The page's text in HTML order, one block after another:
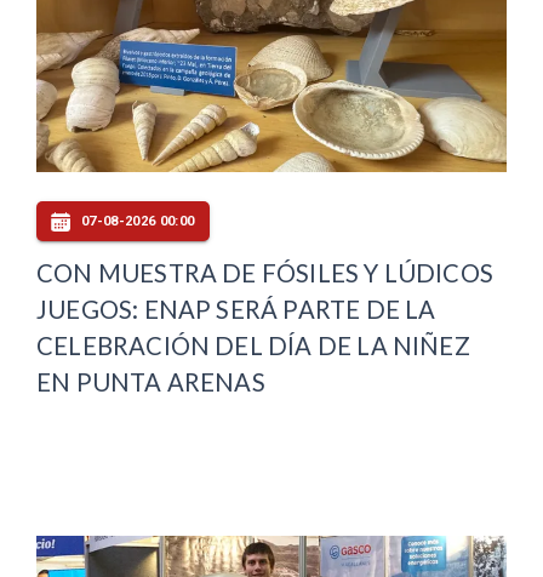
07-08-2026 00:00
CON MUESTRA DE FÓSILES Y LÚDICOS
JUEGOS: ENAP SERÁ PARTE DE LA
CELEBRACIÓN DEL DÍA DE LA NIÑEZ
EN PUNTA ARENAS